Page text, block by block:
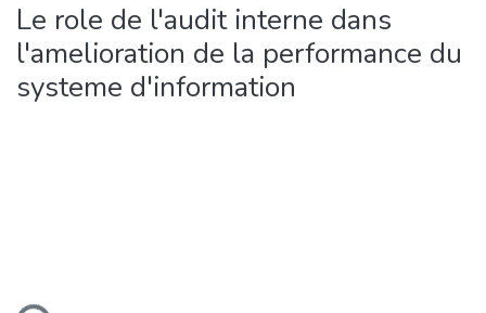
Le role de l'audit interne dans
l'amelioration de la performance du
systeme d'information